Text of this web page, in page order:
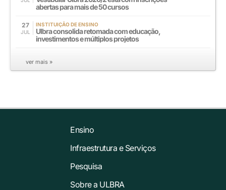
abertas para mais de 50 cursos
27
JUL
INSTITUIÇÃO DE ENSINO
Ulbra consolida retomada com educação,
investimentos e múltiplos projetos
ver mais »
Ensino
Infraestrutura e Serviços
Pesquisa
Sobre a ULBRA